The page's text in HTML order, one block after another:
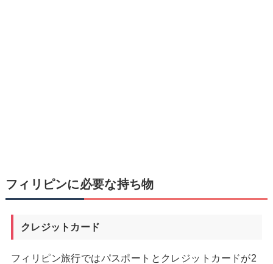
フィリピンに必要な持ち物
クレジットカード
フィリピン旅行ではパスポートとクレジットカードが2